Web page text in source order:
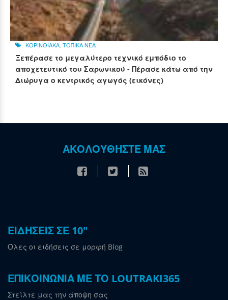
ΚΟΡΙΝΘΙΑΚΑ ΤΟΠΙΚΑ ΝΕΑ
Ξεπέρασε το μεγαλύτερο τεχνικό εμπόδιο το
αποχετευτικό του Σαρωνικού - Πέρασε κάτω από την
Διώρυγα ο κεντρικός αγωγός (εικόνες)
ΑΚΟΛΟΥΘΗΣΤΕ ΜΑΣ
ΕΙΔΗΣΕΙΣ ΣΕ 10"
Όλες οι ειδήσεις σε μορφή Blog
ΕΠΙΚΟΙΝΩΝΙΑ ΜΕ ΤΟ LOUTRAKI365
Στείλτε μας την άποψη σας